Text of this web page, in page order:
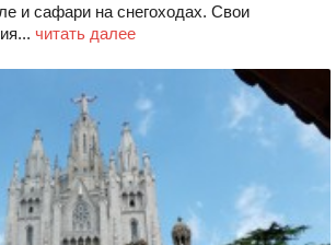
и сафари на снегоходах. Свои
читать далее